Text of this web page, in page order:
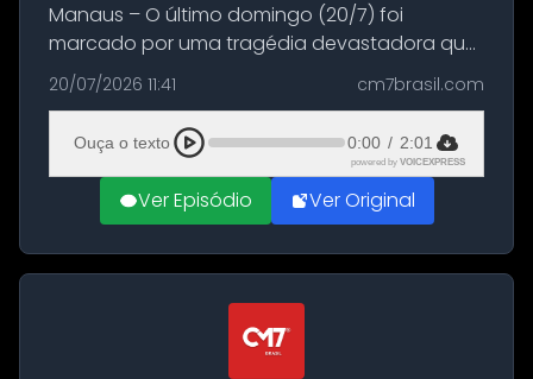
Manaus – O último domingo (20/7) foi
marcado por uma tragédia devastadora que
resultou na morte precoce de dois jovens na
BR-174, na zona rural de Manaus. Um passeio
com destino a um típico café regio...
20/07/2026 11:41 cm7brasil.com
Ouça o texto 0:00 / 2:01
powered by VOICEXPRESS
Ver Episódio Ver Original